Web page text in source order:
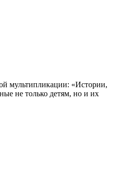
мультипликации: «Истории,
не только детям, но и их